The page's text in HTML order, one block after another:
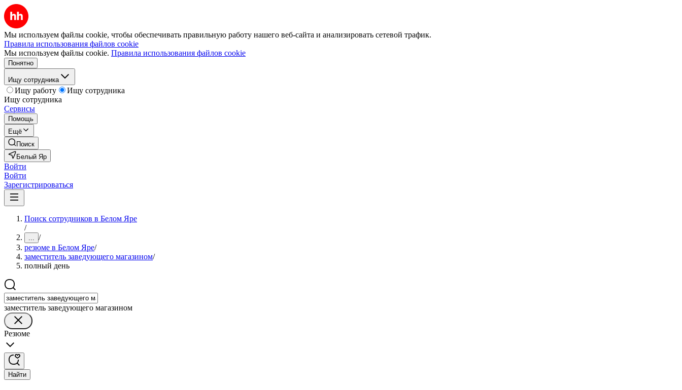
Мы используем файлы cookie, чтобы обеспечивать правильную работу нашего веб-сайта и анализировать сетевой трафик.
Правила использования файлов cookie
Мы используем файлы cookie. Правила использования файлов cookie
Понятно
Ищу сотрудника
Ищу работу
Ищу сотрудника
Ищу сотрудника
Сервисы
Помощь
Ещё
Поиск
Белый Яр
Войти
Войти
Зарегистрироваться
Поиск сотрудников в Белом Яре
/
... /
резюме в Белом Яре/
заместитель заведующего магазином/
полный день
заместитель заведующего магазином
Резюме
Найти